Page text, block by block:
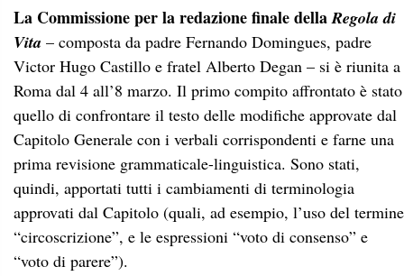
La Commissione per la redazione finale dellaRegola di
Vita – composta da padre Fernando Domingues, padre
Victor Hugo Castillo e fratel Alberto Degan – si è riunita a
Roma dal 4 all’8 marzo. Il primo compito affrontato è stato
quello di confrontare il testo delle modifiche approvate dal
Capitolo Generale con i verbali corrispondenti e farne una
prima revisione grammaticale-linguistica. Sono stati,
quindi, apportati tutti i cambiamenti di terminologia
approvati dal Capitolo (quali, ad esempio, l’uso del termine
“circoscrizione”, e le espressioni “voto di consenso” e
“voto di parere”).